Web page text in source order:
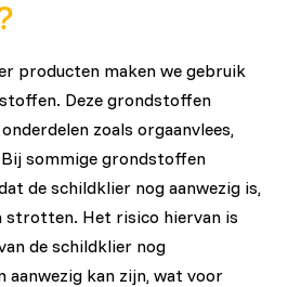
producten maken we gebruik
Deze grondstoffen
zoals orgaanvlees,
sommige grondstoffen
de schildklier nog aanwezig is,
strotten. Het risico hiervan is
de schildklier nog
aanwezig kan zijn, wat voor